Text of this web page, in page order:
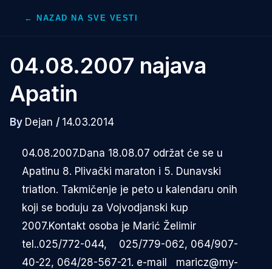
← NAZAD NA SVE VESTI
04.08.2007 najava
Apatin
By Dejan / 14.03.2014
04.08.2007.Dana 18.08.07 održat će se u
Apatinu 8. Plivački maraton i 5. Dunavski
triatlon. Takmičenje je peto u kalendaru onih
koji se boduju za Vojvodjanski kup
2007.Kontakt osoba je Marić Želimir
tel..025/772-044, 025/779-062, 064/907-
40-22, 064/28-567-21. e-mail maricz@my-